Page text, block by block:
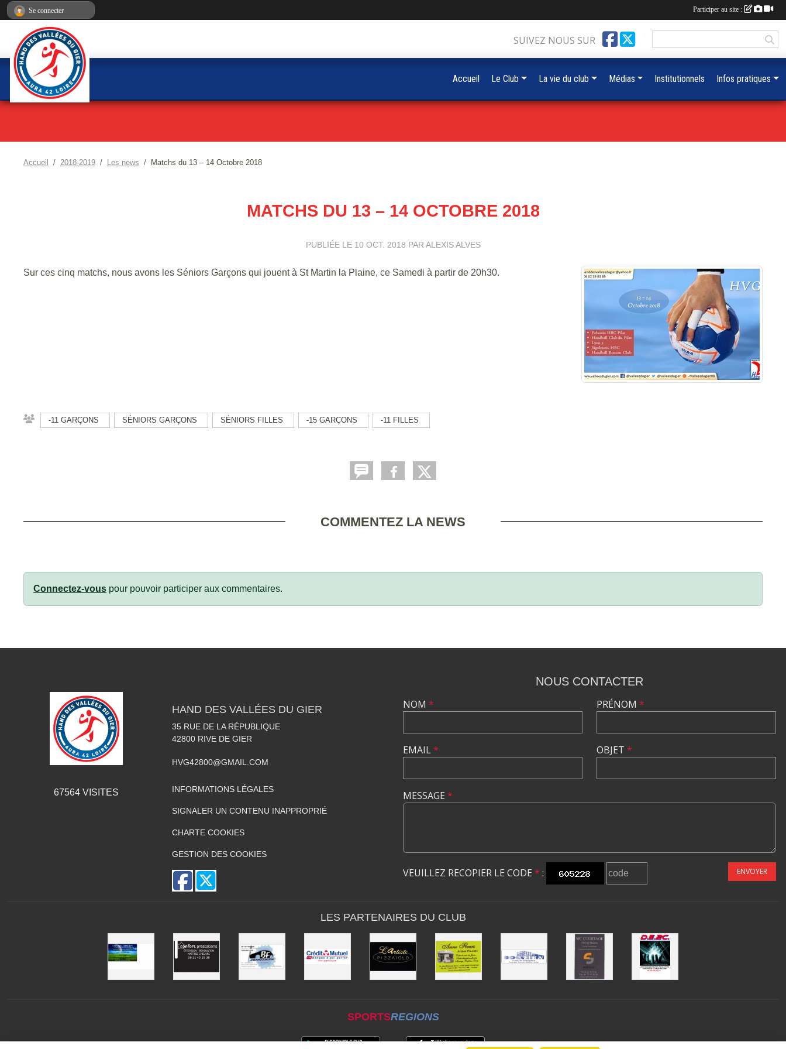
Accueil 2018-2019 Les news Matchs du 13 – 14 Octobre 2018
MATCHS DU 13 – 14 OCTOBRE 2018
PUBLIÉE LE 10 OCT. 2018 PAR ALEXIS ALVES
Sur ces cinq matchs, nous avons les Séniors Garçons qui jouent à St Martin la Plaine, ce Samedi à partir de 20h30.
-11 GARÇONS SÉNIORS GARÇONS SÉNIORS FILLES -15 GARÇONS -11 FILLES
COMMENTEZ LA NEWS
Connectez-vous pour pouvoir participer aux commentaires.
SUIVEZ NOUS SUR
Accueil Le Club La vie du club Médias Institutionnels Infos pratiques
67564VISITES
HAND DES VALLÉES DU GIER
35 RUE DE LA RÉPUBLIQUE
42800 RIVE DE GIER
HVG42800@GMAIL.COM
INFORMATIONS LÉGALES
SIGNALER UN CONTENU INAPPROPRIÉ
CHARTE COOKIES
GESTION DES COOKIES
NOUS CONTACTER
NOM *
EMAIL*
PRÉNOM *
OBJET *
MESSAGE *
VEUILLEZ RECOPIER LE CODE * : ENVOYER
LES PARTENAIRES DU CLUB
SPORTSREGIONS
Se connecter Participer au site :
Panneau de gestion des cookies